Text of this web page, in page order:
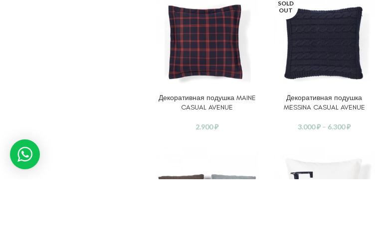
В КОРЗИНУ
Декоративная подушка MAINE
CASUAL AVENUE
2.900₽
SOLD
OUT
ВЫБЕРИТЕ ПАРАМЕТРЫ
Декоративная подушка
MESSINA CASUAL AVENUE
3.000₽ – 6.300₽